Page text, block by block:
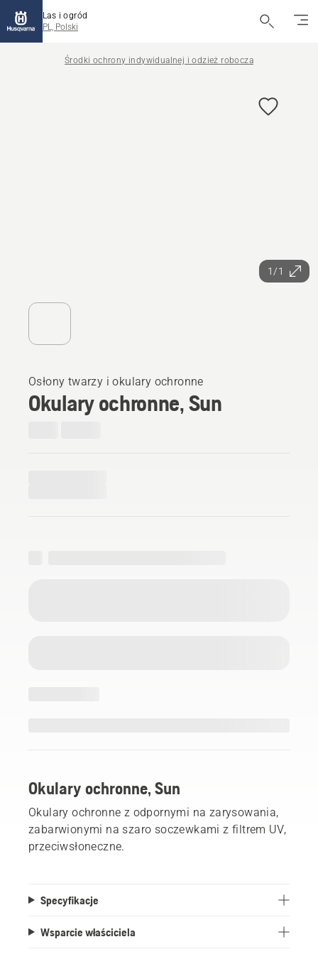
Las i ogród
PL, Polski
Środki ochrony indywidualnej i odzież robocza
1/1
Osłony twarzy i okulary ochronne
Okulary ochronne, Sun
Okulary ochronne, Sun
Okulary ochronne z odpornymi na zarysowania,
zabarwionymi na szaro soczewkami z filtrem UV,
przeciwsłoneczne.
Specyfikacje
Wsparcie właściciela